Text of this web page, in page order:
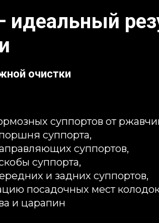
идеальный
очистки
суппортов от
суппорта,
суппортов,
суппорта,
и задних суппортов,
посадочных мест
и царапин